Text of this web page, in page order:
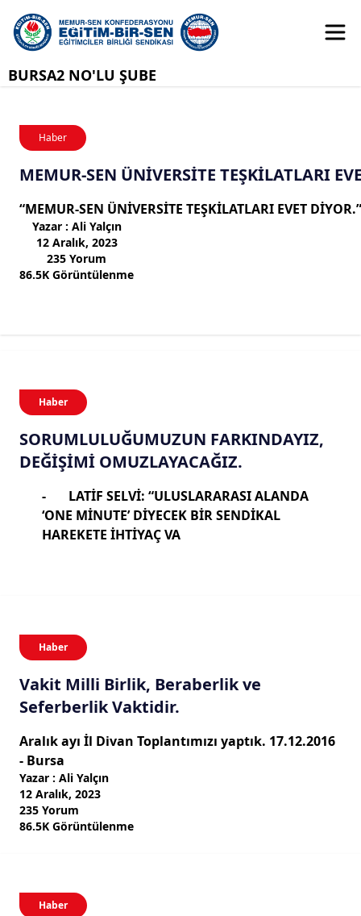
BURSA2 NO'LU ŞUBE
Haber
MEMUR-SEN ÜNİVERSİTE TEŞKİLATLARI
“MEMUR-SEN ÜNİVERSİTE TEŞKİLATLARI EVET DİYOR.”
Yazar : Ali Yalçın
12 Aralık, 2023
235 Yorum
86.5K Görüntülenme
Haber
SORUMLULUĞUMUZUN FARKINDAYIZ,
DEĞİŞİMİ OMUZLAYACAĞIZ.
- LATİF SELVİ: “ULUSLARARASI ALANDA
‘ONE MİNUTE’ DİYECEK BİR SENDİKAL
HAREKETE İHTİYAÇ VA
Haber
Vakit Milli Birlik, Beraberlik ve
Seferberlik Vaktidir.
Aralık ayı İl Divan Toplantımızı yaptık. 17.12.2016
- Bursa
Yazar : Ali Yalçın
12 Aralık, 2023
235 Yorum
86.5K Görüntülenme
Haber